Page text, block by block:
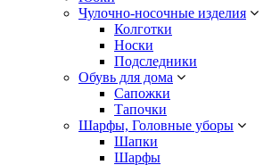
Чулочно-носочные изделия
Колготки
Носки
Подследники
Обувь для дома
Сапожки
Тапочки
Шарфы, Головные уборы
Шапки
Шарфы